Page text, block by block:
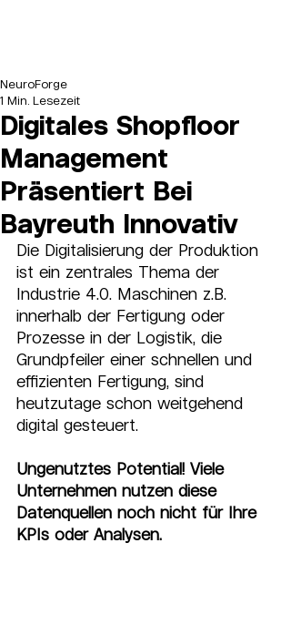
Digitales Shopfloor
Management
Präsentiert Bei
Bayreuth Innovativ
NeuroForge
1 Min. Lesezeit
Die Digitalisierung der Produktion
ist ein zentrales Thema der
Industrie 4.0. Maschinen z.B.
innerhalb der Fertigung oder
Prozesse in der Logistik, die
Grundpfeiler einer schnellen und
effizienten Fertigung, sind
heutzutage schon weitgehend
digital gesteuert.
Ungenutztes Potential! Viele
Unternehmen nutzen diese
Datenquellen noch nicht für Ihre
KPIs oder Analysen.